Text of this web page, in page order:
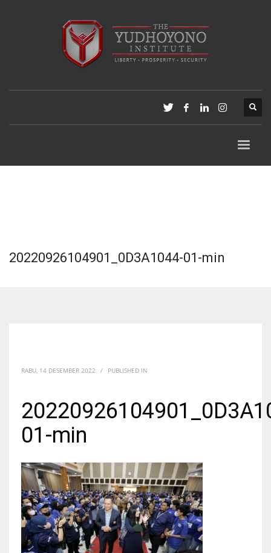
20220926104901_0D3A1044-01-min
RABU, 14 DESEMBER 2022 / PUBLISHED IN
01-min